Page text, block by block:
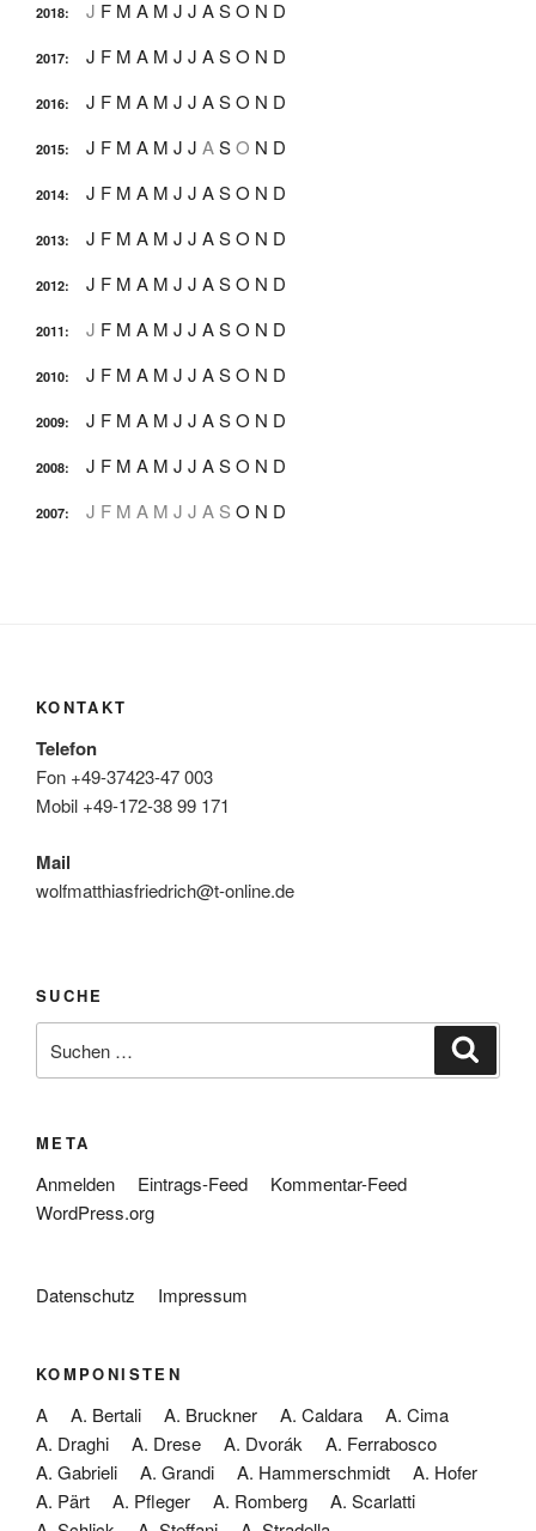
2018: J F M A M J J ASO N D
2017: J F M A M J J ASO N D
2016: J F M A M J J ASO N D
2015: J F M A M J J ASO N D
2014: J F M A M J J ASO N D
2013: J F M A M J J ASO N D
2012: J F M A M J J ASO N D
2011: J F M A M J J ASO N D
2010: J F M A M J J ASO N D
2009: J F M A M J J ASO N D
2008: J F M A M J J ASO N D
2007: J F M A M J J A S O N D
KONTAKT
Telefon
Fon +49-37423-47 003
Mobil +49-172-38 99 171
Mail
wolfmatthiasfriedrich@t-online.de
SUCHE
nach:
META
Anmelden Eintrags-Feed
Kommentar-Feed
WordPress.org
Datenschutz Impressum
KOMPONISTEN
A A. Bertali A. Bruckner A. Caldara
A. Cima
A. Draghi
A. Drese A. Dvorák
A. Ferrabosco
A. Gabrieli
A. Grandi A. Hammerschmidt
A. Hofer
A. Pärt
A. Pfleger A. Romberg
A. Scarlatti